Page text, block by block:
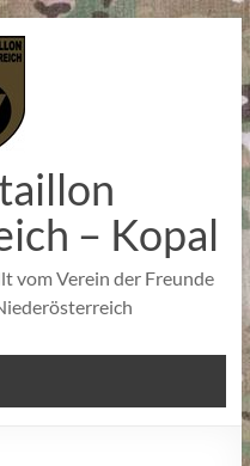
– Kopal
vom Verein der Freunde